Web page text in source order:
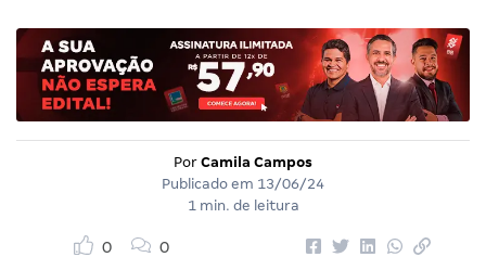
Por Camila Campos
Publicado em 13/06/24
1 min. de leitura
0 0